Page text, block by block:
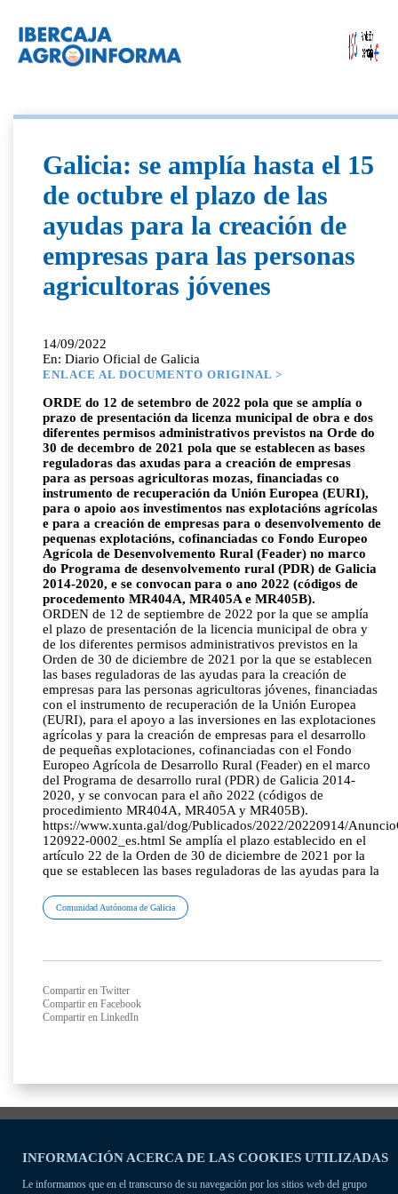
INFORMACIÓN ACERCA DE LAS COOKIES UTILIZADAS
Le informamos que en el transcurso de su navegación por los sitios web del grupo
Galicia: se amplía hasta el 15
de octubre el plazo de las
ayudas para la creación de
empresas para las personas
agricultoras jóvenes
14/09/2022
En: Diario Oficial de Galicia
ENLACE AL DOCUMENTO ORIGINAL >
ORDE do 12 de setembro de 2022 pola que se amplía o
prazo de presentación da licenza municipal de obra e dos
diferentes permisos administrativos previstos na Orde do
30 de decembro de 2021 pola que se establecen as bases
reguladoras das axudas para a creación de empresas
para as persoas agricultoras mozas, financiadas co
instrumento de recuperación da Unión Europea (EURI),
para o apoio aos investimentos nas explotacións agrícolas
e para a creación de empresas para o desenvolvemento de
pequenas explotacións, cofinanciadas co Fondo Europeo
Agrícola de Desenvolvemento Rural (Feader) no marco
do Programa de desenvolvemento rural (PDR) de Galicia
2014-2020, e se convocan para o ano 2022 (códigos de
procedemento MR404A, MR405A e MR405B).
ORDEN de 12 de septiembre de 2022 por la que se amplía
el plazo de presentación de la licencia municipal de obra y
de los diferentes permisos administrativos previstos en la
Orden de 30 de diciembre de 2021 por la que se establecen
las bases reguladoras de las ayudas para la creación de
empresas para las personas agricultoras jóvenes, financiadas
con el instrumento de recuperación de la Unión Europea
(EURI), para el apoyo a las inversiones en las explotaciones
agrícolas y para la creación de empresas para el desarrollo
de pequeñas explotaciones, cofinanciadas con el Fondo
Europeo Agrícola de Desarrollo Rural (Feader) en el marco
del Programa de desarrollo rural (PDR) de Galicia 2014-
2020, y se convocan para el año 2022 (códigos de
procedimiento MR404A, MR405A y MR405B).
https://www.xunta.gal/dog/Publicados/2022/20220914/
120922-0002_es.html Se amplía el plazo establecido en el
artículo 22 de la Orden de 30 de diciembre de 2021 por la
que se establecen las bases reguladoras de las ayudas para la
Comunidad Autónoma de Galicia
Compartir en Twitter
Compartir en Facebook
Compartir en LinkedIn